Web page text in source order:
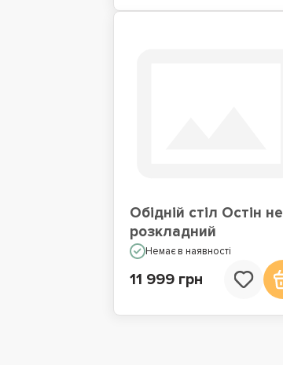
Обідній стіл Остін не
розкладний
Немає в наявності
11 999 грн